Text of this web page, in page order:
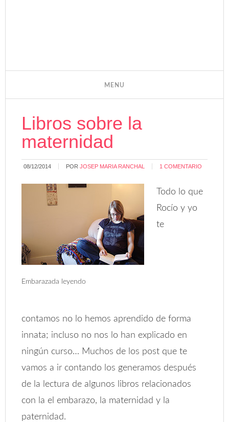
Libros sobre la
maternidad
08/12/2014 PORJOSEP MARIA RANCHAL 1 COMENTARIO
Embarazada leyendo
Todo lo que
Rocío y yo
te
contamos no lo hemos aprendido de forma
innata; incluso no nos lo han explicado en
ningún curso… Muchos de los post que te
vamos a ir contando los generamos después
de la lectura de algunos libros relacionados
con la el embarazo, la maternidad y la
paternidad.